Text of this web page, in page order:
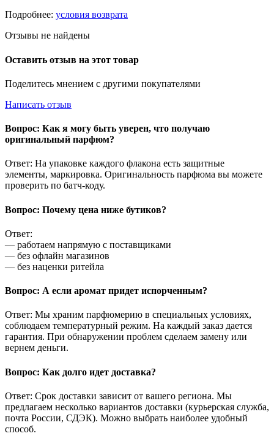
Подробнее: условия возврата
Отзывы не найдены
Оставить отзыв на этот товар
Поделитесь мнением с другими покупателями
Написать отзыв
Вопрос: Как я могу быть уверен, что получаю
оригинальный парфюм?
Ответ: На упаковке каждого флакона есть защитные
элементы, маркировка. Оригинальность парфюма вы можете
проверить по батч-коду.
Вопрос: Почему цена ниже бутиков?
Ответ:
— работаем напрямую с поставщиками
— без офлайн магазинов
— без наценки ритейла
Вопрос: А если аромат придет испорченным?
Ответ: Мы храним парфюмерию в специальных условиях,
соблюдаем температурный режим. На каждый заказ дается
гарантия. При обнаружении проблем сделаем замену или
вернем деньги.
Вопрос: Как долго идет доставка?
Ответ: Срок доставки зависит от вашего региона. Мы
предлагаем несколько вариантов доставки (курьерская служба,
почта России, СДЭК). Можно выбрать наиболее удобный
способ.